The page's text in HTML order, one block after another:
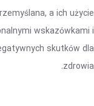
a ich użycie
wskazówkami i
skutków dla
zdrowia.